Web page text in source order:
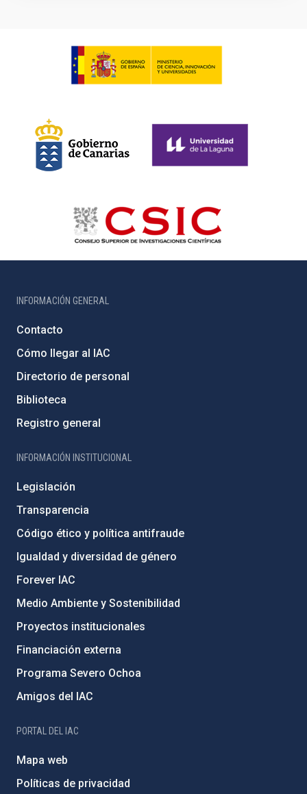
INFORMACIÓN GENERAL
Contacto
Cómo llegar al IAC
Directorio de personal
Biblioteca
Registro general
INFORMACIÓN INSTITUCIONAL
Legislación
Transparencia
Código ético y política antifraude
Igualdad y diversidad de género
Forever IAC
Medio Ambiente y Sostenibilidad
Proyectos institucionales
Financiación externa
Programa Severo Ochoa
Amigos del IAC
PORTAL DEL IAC
Mapa web
Políticas de privacidad